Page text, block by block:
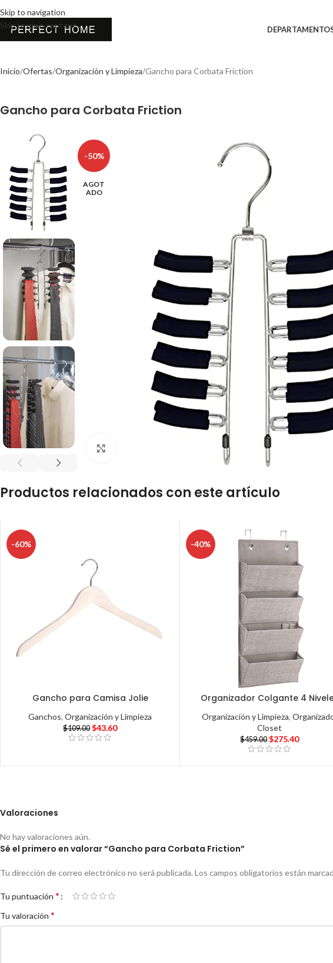
Skip to navigation
Skip to main content
Inicio Ofertas Organización y Limpieza Gancho para Corbata Friction
Gancho para Corbata Friction
-50%
AGOT
ADO
Productos relacionados con este artículo
-60%
Gancho para Camisa Jolie
Ganchos,Organización y Limpieza
$109.00 $43.60
-40%
Organizador Colgante 4
Organización y Limpieza,
Closet
$459.00 $275.40
Valoraciones
No hay valoraciones aún.
Sé el primero en valorar “Gancho para Corbata Friction”
Tu dirección de correo electrónico no será publicada.Los campos obligatorios están
Tu puntuación *
Tu valoración *